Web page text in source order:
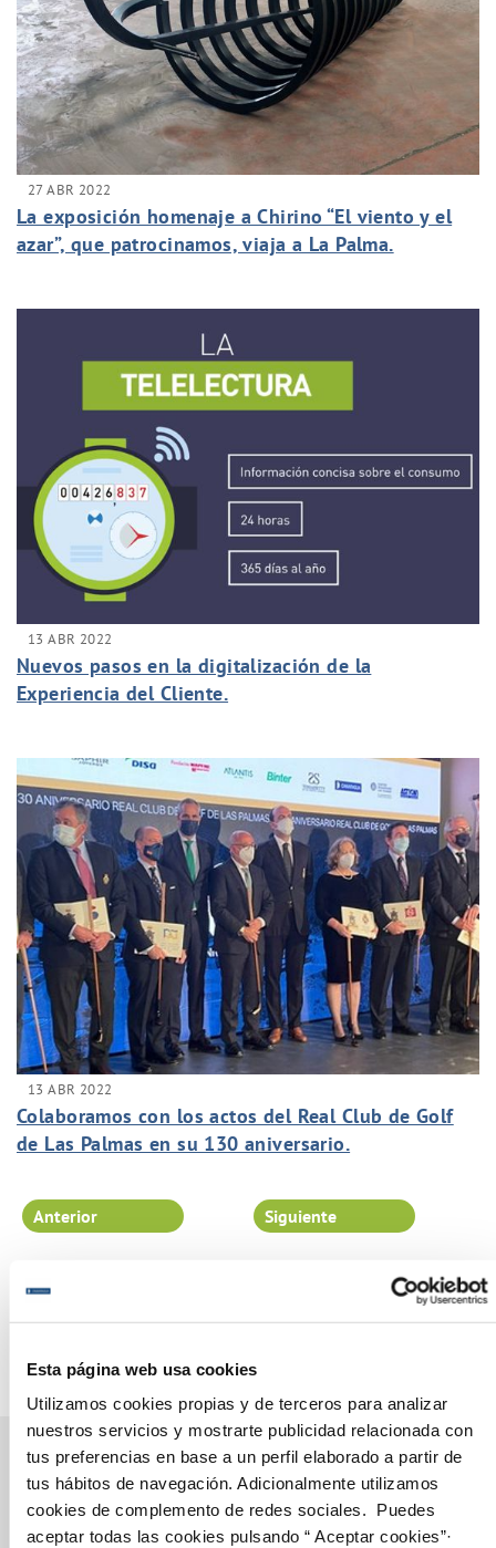
Esta página web usa cookies
Utilizamos cookies propias y de terceros para analizar
nuestros servicios y mostrarte publicidad relacionada con
tus preferencias en base a un perfil elaborado a partir de
tus hábitos de navegación. Adicionalmente utilizamos
cookies de complemento de redes sociales. Puedes
aceptar todas las cookies pulsando “ Aceptar cookies”·
27 ABR 2022
La exposición homenaje a Chirino “El viento y el
azar”, que patrocinamos, viaja a La Palma.
13 ABR 2022
Nuevos pasos en la digitalización de la
Experiencia del Cliente.
13 ABR 2022
Colaboramos con los actos del Real Club de Golf
de Las Palmas en su 130 aniversario.
Página 32 de 102
Anterior Siguiente
Gestiones Online